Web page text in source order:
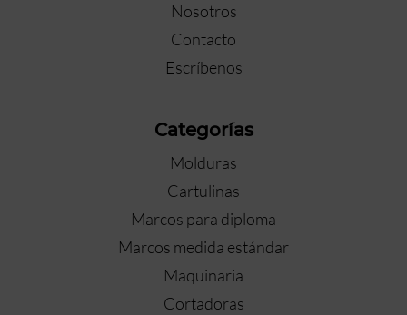
Nosotros
Contacto
Escríbenos
Categorías
Molduras
Cartulinas
Marcos para diploma
Marcos medida estándar
Maquinaria
Cortadoras